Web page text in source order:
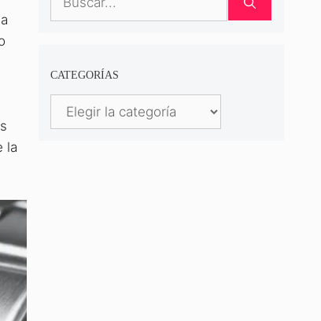
la
CATEGORÍAS
Categorías